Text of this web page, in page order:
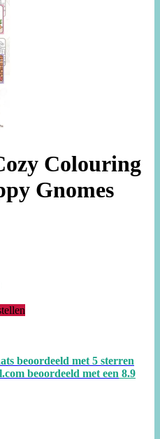
Colouring
Gnomes
beoordeeld met 5 sterren
beoordeeld met een 8.9